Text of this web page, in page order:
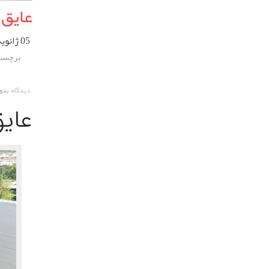
05 ژانویه 2023
دیدگاه: